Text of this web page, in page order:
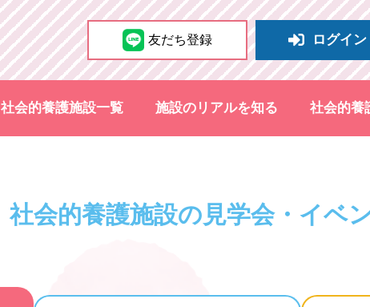
友だち登録 ログイン
社会的養護施設一覧 施設のリアルを知る 社会的養
社会的養護施設の見学会・イベ